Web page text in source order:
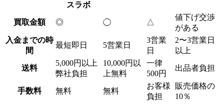
買取金額 ◎ ◯ △
値下げ交渉
がある
入金までの時
間
最短即日 5営業日
3営業
日
2〜3営業日
以上
送料
5,000円以上
弊社負担
10,000円以
上無料
一律
500円
出品者負担
手数料 無料 無料
お客様
負担
販売価格の
10％